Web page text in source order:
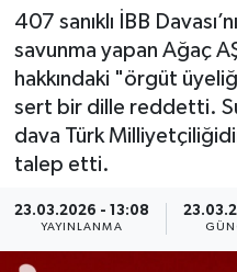
407 sanıklı İBB
savunma yapan Ağaç
hakkındaki "örgüt
sert bir dille reddetti.
dava Türk
talep etti.
23.03.2026 - 13:08
YAYINLANMA
Yaşam